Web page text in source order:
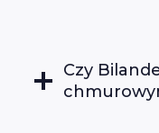
Czy